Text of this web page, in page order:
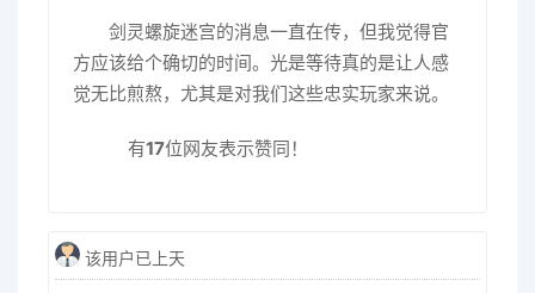
剑灵螺旋迷宫的消息一直在传，但我觉得官
方应该给个确切的时间。光是等待真的是让人感
觉无比煎熬，尤其是对我们这些忠实玩家来说。
有17位网友表示赞同！
该用户已上天